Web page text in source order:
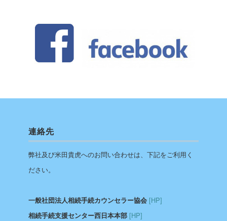
連絡先
弊社及び米田貴虎へのお問い合わせは、下記をご利用く
ださい。
一般社団法人相続手続カウンセラー協会 [HP]
相続手続支援センター西日本本部 [HP]